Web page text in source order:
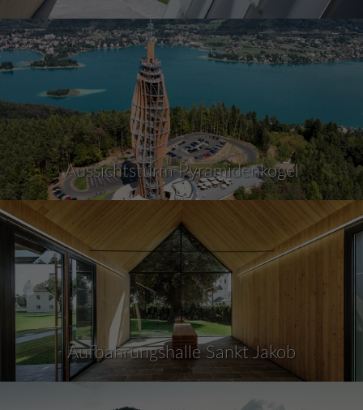
Aussichtsturm Pyramidenkogel
Aufbahrungshalle Sankt Jakob